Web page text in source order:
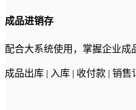
成品进销存
配合大系统使用，掌握企业成
成品出库 | 入库 | 收付款 | 销售